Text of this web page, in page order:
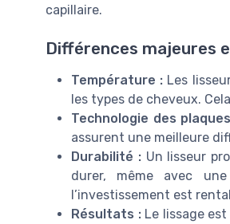
capillaire.
Différences majeures
Température : Les
les types de cheveux.
Technologie des
assurent une meilleure
Durabilité :Un lisseur
durer, même avec
l’investissement est
Résultats :Le lissage